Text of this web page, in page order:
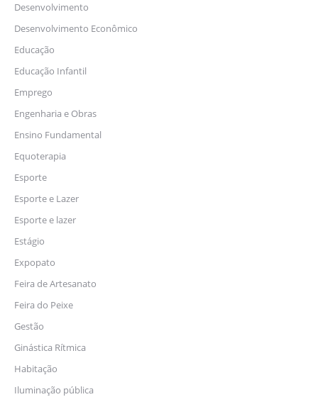
Desenvolvimento
Desenvolvimento Econômico
Educação
Educação Infantil
Emprego
Engenharia e Obras
Ensino Fundamental
Equoterapia
Esporte
Esporte e Lazer
Esporte e lazer
Estágio
Expopato
Feira de Artesanato
Feira do Peixe
Gestão
Ginástica Rítmica
Habitação
Iluminação pública